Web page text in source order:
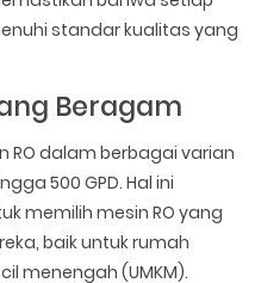
standar kualitas yang
Beragam
RO dalam berbagai varian
500 GPD. Hal ini
memilih mesin RO yang
baik untuk rumah
menengah (UMKM).